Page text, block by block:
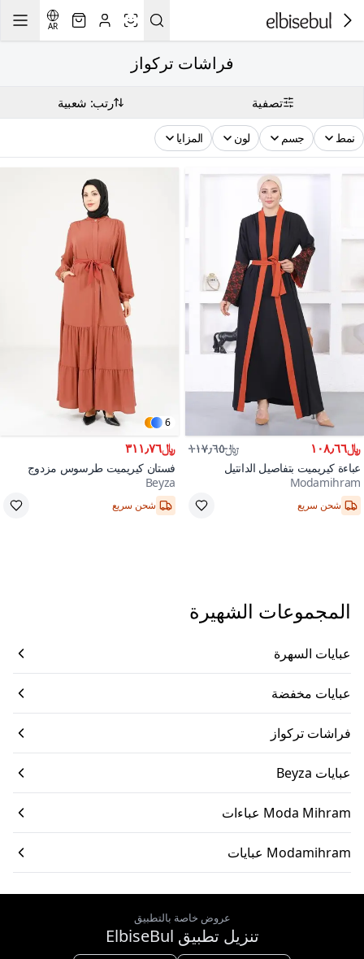
AR
فراشات تركواز
تصفية رتب: شعبية
نمط جسم لون المزايا
﷼١٠٨٫٦٦ ﷼١١٧٫٦٥
عباءة كيريميت بتفاصيل الدانتيل
Modamihram
شحن سريع
6
﷼٣١١٫٧٦
فستان كيريميت طرسوس مزدوج
الطبقات بحزام متحرك
Beyza
شحن سريع
المجموعات الشهيرة
عبايات السهرة
عبايات مخفضة
فراشات تركواز
عبايات Beyza
Moda Mihram عباءات
Modamihram عبايات
عروض خاصة بالتطبيق
تنزيل تطبيق ElbiseBul